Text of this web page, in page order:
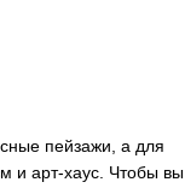
пейзажи, а для
и арт-хаус. Чтобы вы